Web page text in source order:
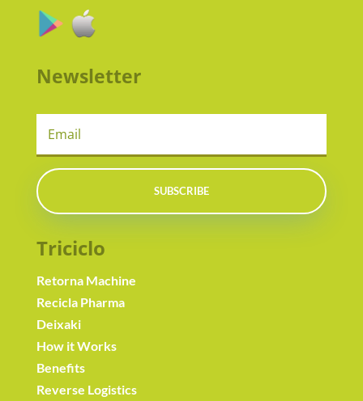
Newsletter
SUBSCRIBE
Triciclo
Retorna Machine
Recicla Pharma
Deixaki
How it Works
Benefits
Reverse Logistics